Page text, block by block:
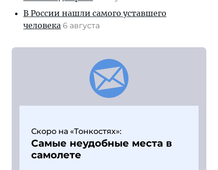
В России нашли самого уставшего
человека 6 августа
Скоро на «Тонкостях»:
Самые неудобные места в
самолете